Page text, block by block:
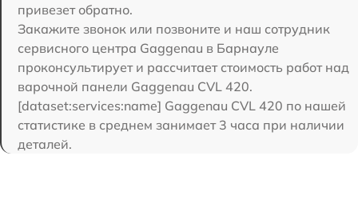
привезет обратно.
Закажите звонок или позвоните и наш сотрудник
сервисного центра Gaggenau в Барнауле
проконсультирует и рассчитает стоимость работ над
варочной панели Gaggenau CVL 420.
[dataset:services:name] Gaggenau CVL 420 по нашей
статистике в среднем занимает 3 часа при наличии
деталей.